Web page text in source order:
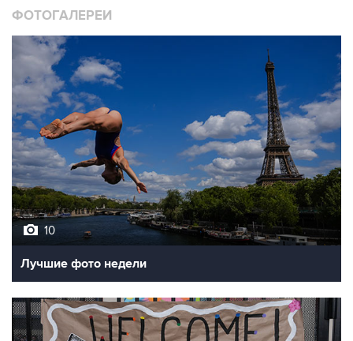
ФОТОГАЛЕРЕИ
10
Лучшие фото недели